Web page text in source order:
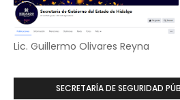
Lic. Guillermo Olivares Reyna
SECRETARÍA DE SEGURIDAD